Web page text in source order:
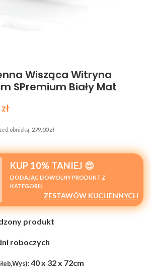
Wisząca Witryna
SPremium Biały Mat
zł
obniżką: 279,00zł
KUP 10% TANIEJ 😍
DODAJĄC DOWOLNY PRODUKT Z
KATEGORII:
ZESTAWÓW KUCHENNYCH
produkt
roboczych
: 40 x 32 x 72cm